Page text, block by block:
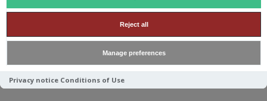
Reject all
Manage preferences
Privacy notice Conditions of Use
JM METAL 2000 70CL 9Y
47.2°